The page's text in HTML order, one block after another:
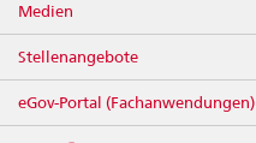
Medien
Stellenangebote
eGov-Portal (Fachanwendungen)